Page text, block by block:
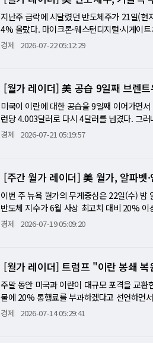
더해졌다. 워시가 6월 기자회견에서 "에너
다. 워시는 포워드 가이던스를 폐기했기 때
가 데이터를 기다리겠다"는 표현을 쓰면 시
조하면 9월 인상이 거의 확실시된다. 30일(
거를 내놓는다면, 이번 주의 투매는 짧은 에
실적 분수령 이번 주말 시장은 세 개의 방향
실이라면 브렌트가 96달러에서 90달러 아래
비용에 직접 영향을 준다. 셋째는 7월 29일
하고 있지만, 이것은 한 주 전과 비교해 크
워시 연준이 "물가안정에 무관용"을 외치며
발표되지만, 이미 시장은 7월에 에너지 가격
듯, AI 인프라 급성장이 전력망까지 흔들고
일 앞으로 다가온 가운데, 브렌트 100달러는
벳, 클라우드 82% 폭등에도 7% 급락⋯AI 자
명하게 드러낸다. 구글 클라우드 82% 성장
찬가지다. 투자자들이 그토록 확인하고 싶
구조는 지속 가능한가?" 모틀리 풀의 분석
언제 '투자'에서 '과잉 지출'로 판명되는지다.
자를 내놓아도 주가가 내리는 환경이 이어
파벳의 FCF 마이너스가 "그 수요를 충족시
서 후티가 홍해에서 사우디 탱커를 공격했
2%가 통과한다. 크로프트의 경고처럼 두 경
아까지의 운송 기간이 4주 늘어 54일이 된다
비어 그룹의 나이젤 그린은 "타이밍이 연준
러는 6월 CPI 3.5%가 일시적 안도였음을 즉
하는 것은 FOMC(7월 29일)의 결정 자체가
은 인간이 어떤 물리적 행동을 하려는지 그 '
있는 디지털 구동 명령어로 변환되어 기계로
으로 이어지는 데 걸리는 시간은 불과 200
먹는 찰나의 순간에 인간의 전두엽과 로봇의
의 하드웨어에 종속되지 않는 범용 오픈 구
이터, 4족 보행 로봇 개 등에 즉각 이식할 수
광산'의 탄생 뇌파로 기계를 조종하는 기술
우는 본질은 따로 있다. 현재 미국 테슬라의
행동 학습 데이터의 고갈'을 해결할 카드가
구조여서 공정이 극도로 느리고 천문학적인
수년이 더 걸릴 것"이라고 진단한 바 있다.
해 이 데이터 절벽을 정면으로 우회했다. 작
가락의 궤적뿐만 아니라 작업자의 뇌에서 발
물리적 구동 데이터와 인간의 행동 시연, 그
련 교과서를 대량 생산할 수 있는 '가상 데
이번 플랫폼의 등장은 단순히 일개 유니콘
패권 경쟁의 판도를 뒤흔들 강력한 변수다.
가팩토리 제조 인프라를 무기로 피지컬 AI의
다"라는 주장에 가장 강한 수치 근거를 이날
달러), 조정 EPS 2.40달러(예상 2.24달러)로
두 컨센서스를 초과했다. AT&T는 무선 가
73%), 아마존(-1.91%)은 알파벳·테슬라 실
논의하는 가운데, 셰브런은 이라크를 중동
년래 최고를 기록했다. AI 관련 채권이 올해
를 차지한다는 분석도 나왔다. 트럼프 대통
미 무역대표부 대표는 대체 관세를 제안했
은 캐나다에 대한 50% 관세 가능성을 "단순
스트들의 회의적 시각이 부각됐다. [미니해
00억달러 수주잔고는 이 반도체·AI 서버 투
않은 게 아니라, 만들어 납품하는 속도보다
붕괴가 아니라 포지션 과밀 청산이었다는 것
다. AI 서버는 범용 서버와 달리 고마진 제품
는 국채 금리를 4.65%로 밀어올렸다. 4890
이션에 직접 타격이 된다. SMCI +21%와
달러 자본지출 상향관건… TSMC식 주가하
출도 이익도 아니다. 알파벳에서는 자본지
지난주 급락에 시달렸던 반도체주가 21일(
4% 올랐다. 마이크론·웨스턴디지털·시게이
을 회복했다. 어닝시즌은 강한 출발세를 이
4% 상승으로 두 자릿수 주간 낙폭 일부를
이 될 것이며, 이제 월가의 높아진 허들을 넘
달러로 마감해 1개월 만에 처음으로 90달러
국이 이란에 대한 공습 10일째를 이어가는
연계된 후티 세력이 사우디아라비아를 대상
Act)'의 주요 걸림돌이 해소됐다는 소식에
루먼은 연간 가이던스를 상향했음에도 불구
서도 반복됐다. 오늘 밤 장 마감 후 알파벳,
증가 산의 정상을 지나고 있다면, 최선은 이
"엔비디아·AMD 등 기업들의 가이던스를 확
션 과밀에서 온 기계적 청산이었다는 것을
이다. 어닝이 추가로 나온 것도 아니고, 업황
반의 회복을 이끌었다. 이것이 의미하는 것
등은 지속된다. 다른 하나는 만약 어닝에서
있다. 켄웰이 지적한 "높아진 허들을 넘지 못
경제 2026-07-22 05:12:29
[월가 레이더] 美 공습 9일째 브렌
미국이 이란에 대한 공습을 9일째 이어가면
런당 4.003달러로 다시 4달러를 넘겼다. 그
려는 누그러졌다. 20일(현지시간) 스탠더드
로든 외교적 해결이 불가피하다"고 진단했
방, 서부텍사스산중질유(WTI)는 83달러 안
시도했다. 장 초반 필라델피아 반도체 지수
마이크론이 1% 이상, 아스테라랩스 2%, 테
다. 반등 동력은 마이크로소프트가 AMD의
캘리포니아·오리건·애리조나·텍사스 등 주
개편이라고 설명했다. 이날 목요일 2분기 어
의 텍사스 엘파소 데이터센터 프로젝트를 위
조달이 채권 시장을 통해 계속 이뤄지고 있
랐다. 비트코인은 1개월래 최고인 6만5583
경제 2026-07-21 05:19:57
[주간 월가 레이더] 美 월가, 알파
이번 주 뉴욕 월가의 무게중심은 22일(수)
반도체 지수가 6월 사상 최고치 대비 20%
응이었는지를 확인하는 첫 번째 기회가 된
는" 역반응 패턴이 재현될 수 있다. 로이터
한다. 인텔은 올해 160% 이상 급등했다. 텍
늠하는 직접적인 시험대다. 삼성전자가 19배
획에 반응해 주가를 내렸던 것처럼, 인텔과
어질지를 결정할 것이다. 테슬라도 같은 날
경제 2026-07-19 05:09:20
[월가 레이더] 트럼프 "이란 봉쇄
주말 동안 미국과 이란이 대규모 포격을 교
물에 20% 통행료를 부과하겠다고 선언하면
0년 5월 이후 최대 일간 상승폭인 9.6%를
경제 2026-07-14 05:29:41